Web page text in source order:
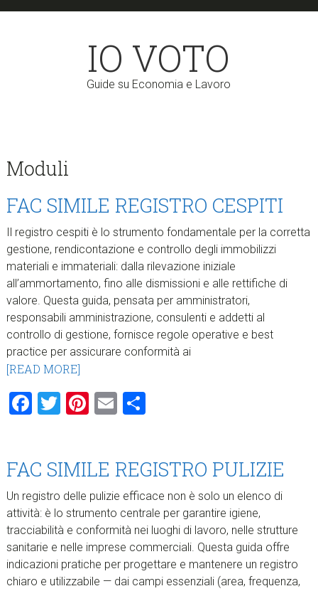
Skip
Skip
IO VOTO
Guide su Economia e Lavoro
Moduli
FAC SIMILE REGISTRO CESPITI
Il registro cespiti è lo strumento fondamentale per la corretta
gestione, rendicontazione e controllo degli immobilizzi
materiali e immateriali: dalla rilevazione iniziale
all’ammortamento, fino alle dismissioni e alle rettifiche di
valore. Questa guida, pensata per amministratori,
responsabili amministrazione, consulenti e addetti al
controllo di gestione, fornisce regole operative e best
practice per assicurare conformità ai
[READ MORE]
Facebook
Twitter
Pinterest
EmailCondividi
FAC SIMILE REGISTRO PULIZIE
Un registro delle pulizie efficace non è solo un elenco di
attività: è lo strumento centrale per garantire igiene,
tracciabilità e conformità nei luoghi di lavoro, nelle strutture
sanitarie e nelle imprese commerciali. Questa guida offre
indicazioni pratiche per progettare e mantenere un registro
chiaro e utilizzabile — dai campi essenziali (area, frequenza,